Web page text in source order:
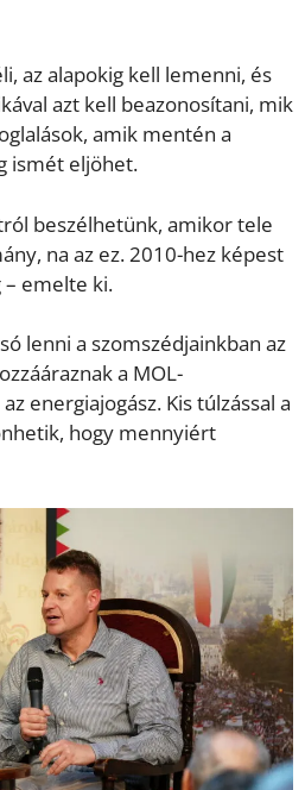
az alapokig kell lemenni, és
azt kell beazonosítani, mik
amik mentén a
ismét eljöhet.
beszélhetünk, amikor tele
na az ez. 2010-hez képest
– emelte ki.
lenni a szomszédjainkban az
a MOL-
energiajogász. Kis túlzással a
hogy mennyiért